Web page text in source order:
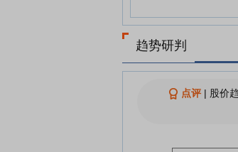
趋势研判
点评| 股价